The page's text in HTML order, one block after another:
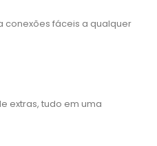
conexões fáceis a qualquer
extras, tudo em uma